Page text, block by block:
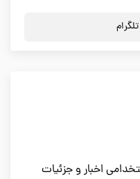
اخبار و جزئیات